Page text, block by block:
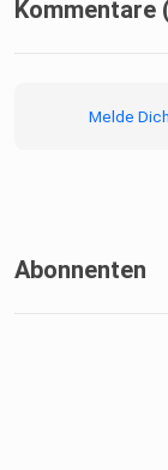
Kommentare
Melde
Abonnenten